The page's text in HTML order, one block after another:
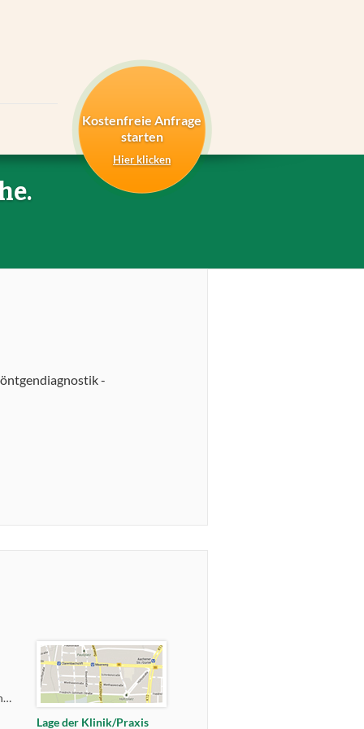
Kostenfreie Anfrage
starten
Hier klicken
-
https://www.elisabethen-krankenhaus-frankfurt.de/behandlung/fusschirurgie
Lage der Klinik/Praxis